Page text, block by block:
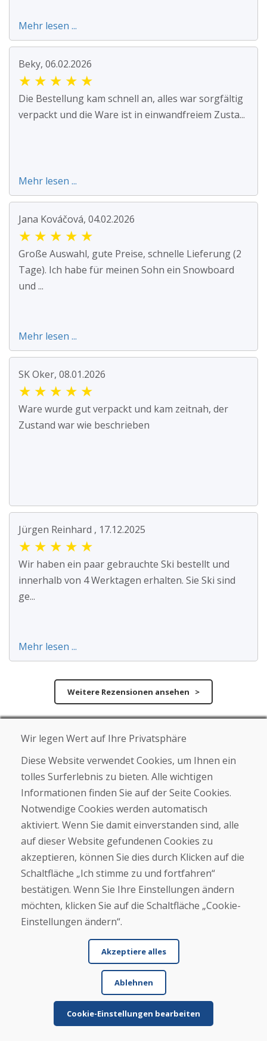
Mehr lesen ...
Beky, 06.02.2026
★ ★ ★ ★ ★
Die Bestellung kam schnell an, alles war sorgfältig
verpackt und die Ware ist in einwandfreiem Zusta...
Mehr lesen ...
Jana Kováčová, 04.02.2026
★ ★ ★ ★ ★
Große Auswahl, gute Preise, schnelle Lieferung (2
Tage). Ich habe für meinen Sohn ein Snowboard
und ...
Mehr lesen ...
SK Oker, 08.01.2026
★ ★ ★ ★ ★
Ware wurde gut verpackt und kam zeitnah, der
Zustand war wie beschrieben
Jürgen Reinhard , 17.12.2025
★ ★ ★ ★ ★
Wir haben ein paar gebrauchte Ski bestellt und
innerhalb von 4 Werktagen erhalten. Sie Ski sind
ge...
Mehr lesen ...
Weitere Rezensionen ansehen >
Eigene Rezension
verfassen
★★★★★
Vor- und Nachname
Wir legen Wert auf Ihre Privatsphäre
Diese Website verwendet Cookies, um Ihnen ein
tolles Surferlebnis zu bieten. Alle wichtigen
Informationen finden Sie auf der Seite Cookies.
Notwendige Cookies werden automatisch
aktiviert. Wenn Sie damit einverstanden sind, alle
auf dieser Website gefundenen Cookies zu
akzeptieren, können Sie dies durch Klicken auf die
Schaltfläche „Ich stimme zu und fortfahren“
bestätigen. Wenn Sie Ihre Einstellungen ändern
möchten, klicken Sie auf die Schaltfläche „Cookie-
Einstellungen ändern“.
Akzeptiere alles
Ablehnen
Cookie-Einstellungen bearbeiten